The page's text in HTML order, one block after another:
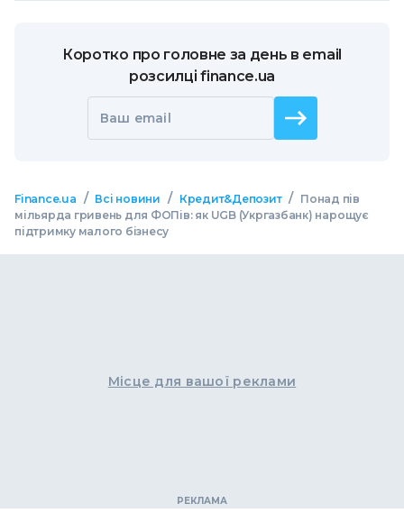
Коротко про головне за день в email
розсилці finance.ua
Ваш email
Finance.ua / Всі новини / Кредит&Депозит / Понад пів
мільярда гривень для ФОПів: як UGB (Укргазбанк) нарощує
підтримку малого бізнесу
Місце для вашої реклами